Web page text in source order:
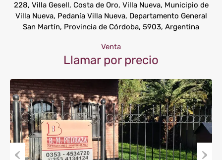
228, Villa Gesell, Costa de Oro, Villa Nueva, Municipio de
Villa Nueva, Pedanía Villa Nueva, Departamento General
San Martín, Provincia de Córdoba, 5903, Argentina
Venta
Llamar por precio